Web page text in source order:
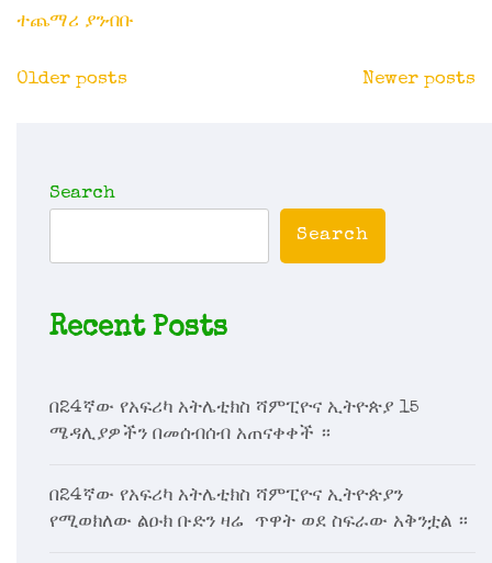
ተጨማሪ ያንብቡ
Posts
Older posts Newer posts
Search
Search
Recent Posts
በ24ኛው የአፍሪካ አትሌቲክስ ሻምፒዮና ኢትዮጵያ 15
ሜዳሊያዎችን በመሰብሰብ አጠናቀቀች ።
በ24ኛው የአፍሪካ አትሌቲክስ ሻምፒዮና ኢትዮጵያን
የሚወክለው ልዑክ ቡድን ዛሬ ጥዋት ወደ ስፍራው አቅንቷል ።